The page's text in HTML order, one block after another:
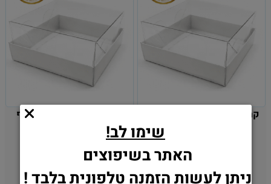
קרטון לעוגה - מכסה שקוף -
₪50
קרטון לעוגה- מכסה שקוף
₪ 85
שימו לב!
האתר בשיפוצים
ניתן לעשות הזמנה טלפונית בלבד !